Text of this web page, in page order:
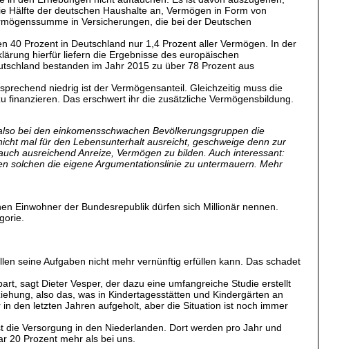
Hälfte der deutschen Haushalte an, Vermögen in Form von
in Versicherungen, die bei der Deutschen
40 Prozent in Deutschland nur 1,4 Prozent aller Vermögen. In der
hierfür liefern die Ergebnisse des europäischen
bestanden im Jahr 2015 zu über 78 Prozent aus
niedrig ist der Vermögensanteil. Gleichzeitig muss die
Das erschwert ihr die zusätzliche Vermögensbildung.
bei den einkomensschwachen Bevölkerungsgruppen die
mal für den Lebensunterhalt ausreicht, geschweige denn zur
ausreichend Anreize, Vermögen zu bilden. Auch interessant:
solchen die eigene Argumentationslinie zu untermauern. Mehr
Einwohner der Bundesrepublik dürfen sich Millionär nennen.
seine Aufgaben nicht mehr vernünftig erfüllen kann. Das schadet
sagt Dieter Vesper, der dazu eine umfangreiche Studie erstellt
also das, was in Kindertagesstätten und Kindergärten an
den letzten Jahren aufgeholt, aber die Situation ist noch immer
Versorgung in den Niederlanden. Dort werden pro Jahr und
20 Prozent mehr als bei uns.